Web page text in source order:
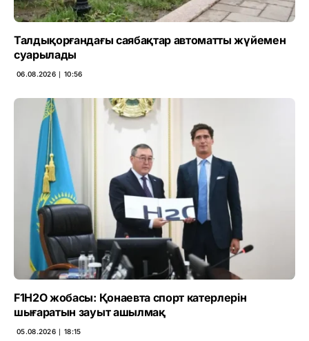
Талдықорғандағы саябақтар автоматты жүйемен
суарылады
06.08.2026 ∣ 10:56
F1H2O жобасы: Қонаевта спорт катерлерін
шығаратын зауыт ашылмақ
05.08.2026 ∣ 18:15